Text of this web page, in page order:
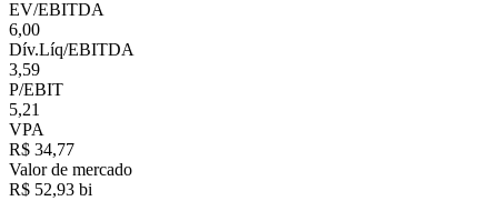
EV/EBITDA
6,00
Dív.Líq/EBITDA
3,59
P/EBIT
5,21
VPA
R$ 34,77
Valor de mercado
R$ 52,93 bi